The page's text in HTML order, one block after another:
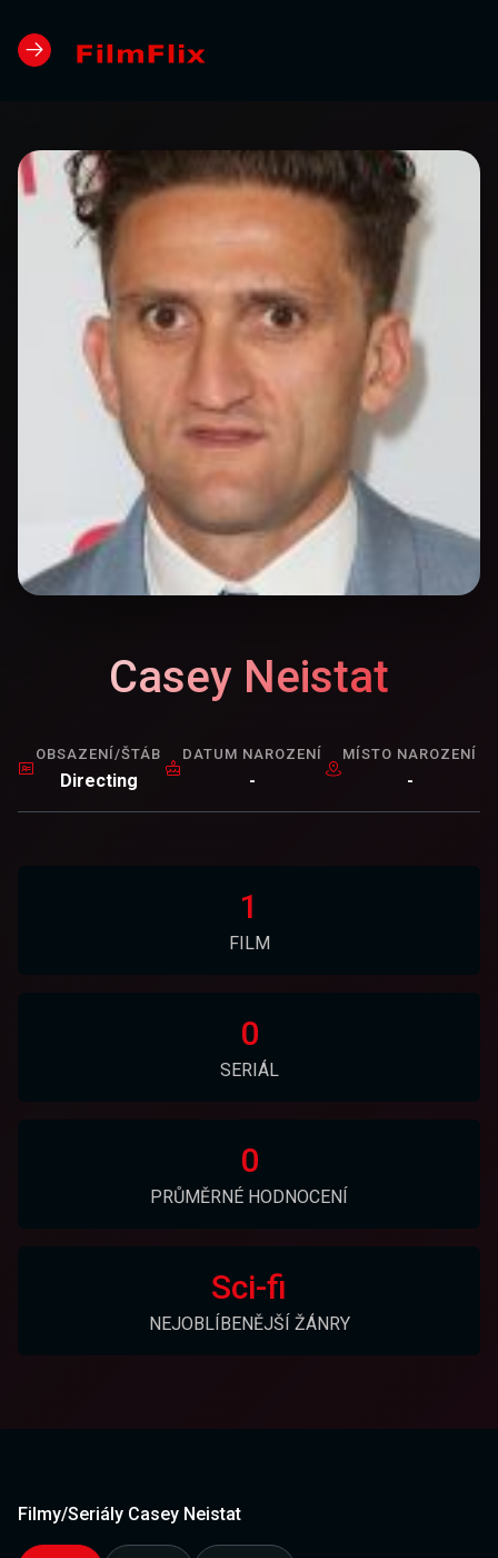
Casey Neistat
OBSAZENÍ/ŠTÁB
Directing
DATUM NAROZENÍ
-
MÍSTO NAROZENÍ
-
1
FILM
0
SERIÁL
0
PRŮMĚRNÉ HODNOCENÍ
Sci-fi
NEJOBLÍBENĚJŠÍ ŽÁNRY
Filmy/Seriály Casey Neistat